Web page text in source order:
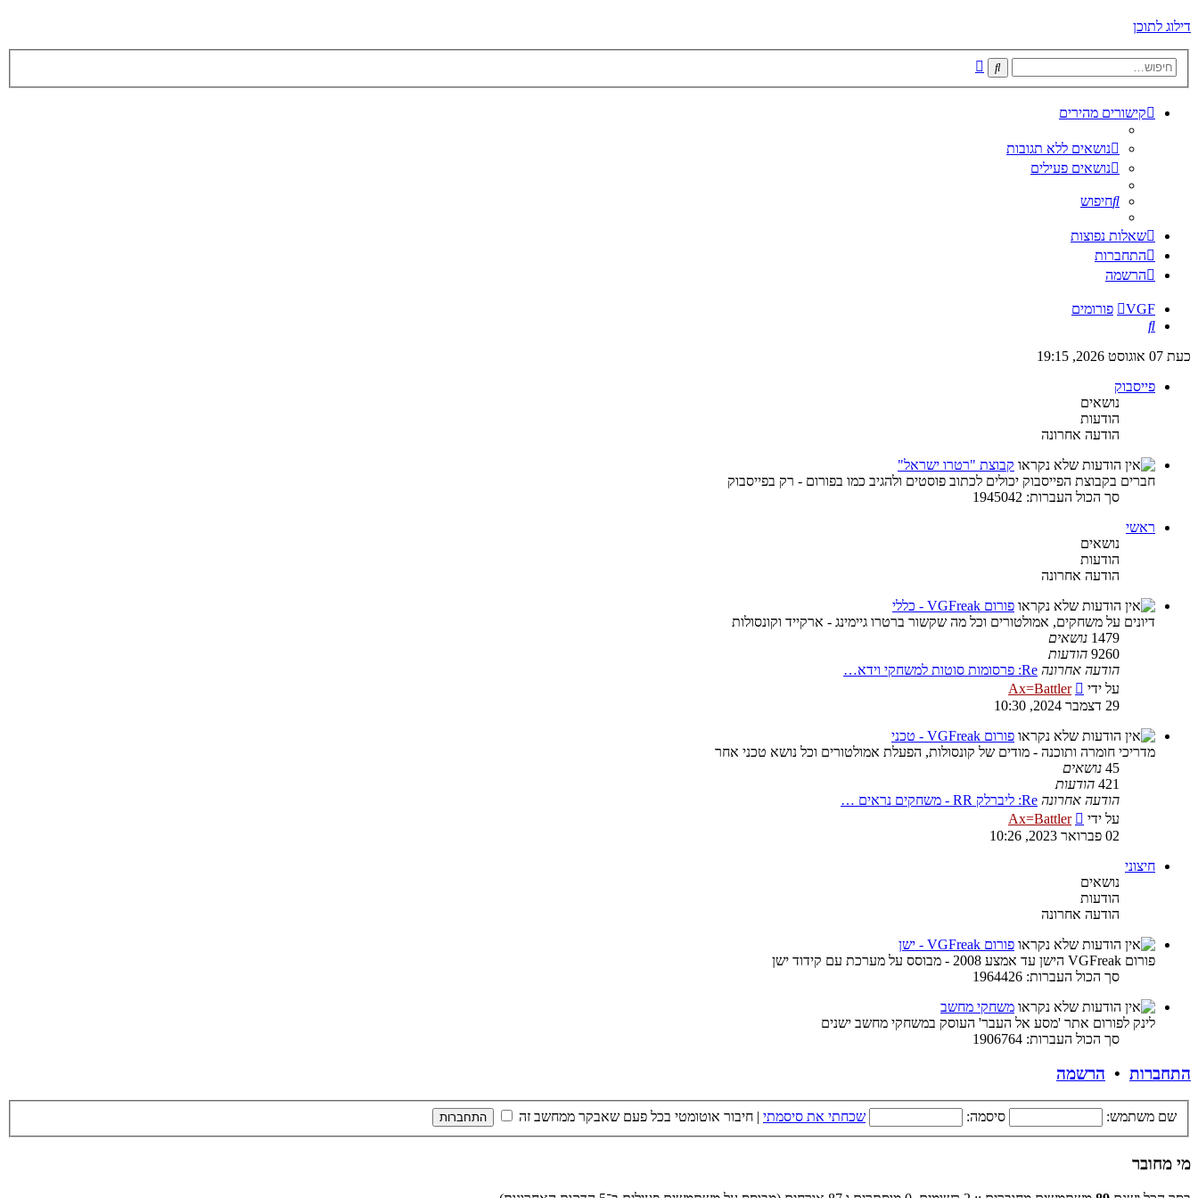
דילוג לתוכן
חיפוש
קישורים מהירים
נושאים ללא תגובות
נושאים פעילים
חיפוש
שאלות נפוצות
התחברות
הרשמה
VGF
פורומים
חיפוש
כעת 07 אוגוסט 2026, 19:15
פייסבוק
נושאים
הודעות
הודעה אחרונה
קבוצת "רטרו ישראל"
חברים בקבוצת הפייסבוק יכולים לכתוב פוסטים ולהגיב כמו בפורום - רק בפייסבוק
סך הכול העברות: 1945042
ראשי
נושאים
הודעות
הודעה אחרונה
פורום VGFreak - כללי
דיונים על משחקים, אמולטורים וכל מה שקשור ברטרו גיימינג - ארקייד וקונסולות
1479 נושאים
9260 הודעות
הודעה אחרונה Re: פרסומות סוטות למשחקי וידא…
על ידי
Ax=Battler
בהודעה
29 דצמבר 2024, 10:30
פורום VGFreak - טכני
מדריכי חומרה ותוכנה - מודים של קונסולות, הפעלת אמולטורים וכל נושא טכני אחר
45 נושאים
421 הודעות
הודעה אחרונה Re: ליברלק RR - משחקים נראים …
על ידי
Ax=Battler
בהודעה
02 פברואר 2023, 10:26
חיצוני
נושאים
הודעות
הודעה אחרונה
פורום VGFreak - ישן
פורום VGFreak הישן עד אמצע 2008 - מבוסס על מערכת עם קידוד ישן
סך הכול העברות: 1964426
משחקי מחשב
לינק לפורום אתר 'מסע אל העבר' העוסק במשחקי מחשב ישנים
סך הכול העברות: 1906764
התחברות • הרשמה
שם משתמש: סיסמה: שכחתי את סיסמתי | חיבור אוטומטי בכל פעם שאבקר ממחשב זה
מי מחובר